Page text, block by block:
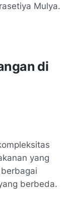
Mulya.
di
yang
berbeda.